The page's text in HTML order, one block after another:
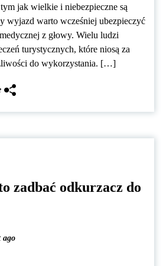
jak wielkie i niebezpieczne są
wyjazd warto wcześniej ubezpieczyć
z głowy. Wielu ludzi
turystycznych, które niosą za
do wykorzystania. […]
zadbać odkurzacz do
ago